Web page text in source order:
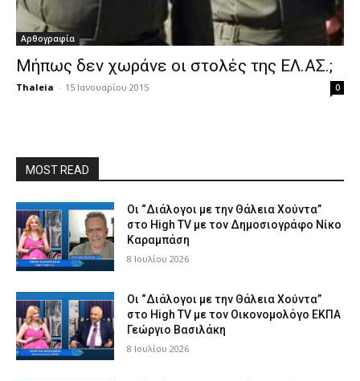
Αρθογραφία
Μήπως δεν χωράνε οι στολές της ΕΛ.ΑΣ.;
Thaleia - 15 Ιανουαρίου 2015 0
MOST READ
Οι “Διάλογοι με την Θάλεια Χούντα”
στο High TV με τον Δημοσιογράφο Νίκο
Καραμπάση
8 Ιουλίου 2026
Οι “Διάλογοι με την Θάλεια Χούντα”
στο High TV με τον Οικονομολόγο ΕΚΠΑ
Γεώργιο Βασιλάκη
8 Ιουλίου 2026